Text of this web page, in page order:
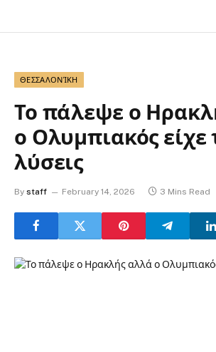
ΘΕΣΣΑΛΟΝΊΚΗ
Το πάλεψε ο
ο Ολυμπιακός είχε
λύσεις
By staff February 14, 2026 3 Mins Read